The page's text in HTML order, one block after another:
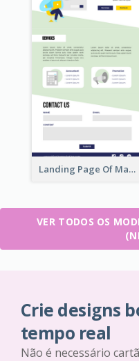
Landing Page Of Marketing Company
VER TODOS OS
Crie designs
tempo real
Não é necessário